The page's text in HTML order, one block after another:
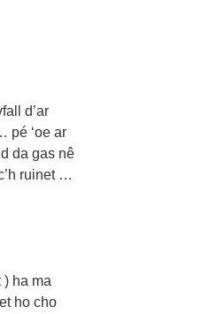
d’ar
pé ‘oe ar
da gas nê
ruinet …
ha ma
ho cho